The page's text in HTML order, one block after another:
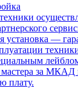
установка —
мастера за МКАД
плату.